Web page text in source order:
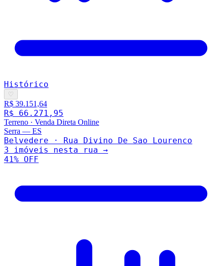
Histórico
♡
R$ 39.151,64
R$ 66.271,95
Terreno · Venda Direta Online
Serra — ES
Belvedere · Rua Divino De Sao Lourenco
3 imóveis nesta rua →
41% OFF